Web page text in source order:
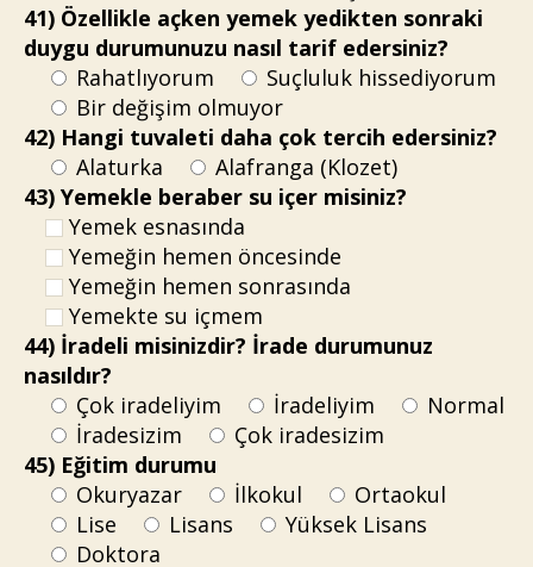
41) Özellikle açken yemek yedikten sonraki
duygu durumunuzu nasıl tarif edersiniz?
Rahatlıyorum
Suçluluk hissediyorum
Bir değişim olmuyor
42) Hangi tuvaleti daha çok tercih edersiniz?
Alaturka
Alafranga (Klozet)
43) Yemekle beraber su içer misiniz?
Yemek esnasında
Yemeğin hemen öncesinde
Yemeğin hemen sonrasında
Yemekte su içmem
44) İradeli misinizdir? İrade durumunuz
nasıldır?
Çok iradeliyim
İradeliyim
Normal
İradesizim
Çok iradesizim
45) Eğitim durumu
Okuryazar
İlkokul
Ortaokul
Lise
Lisans
Yüksek Lisans
Doktora